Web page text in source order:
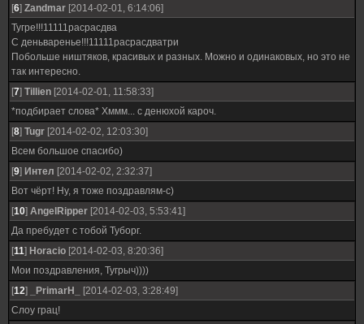
[6] Zandmar [2014-02-01, 6:14:06]
Тугре!!!11111расрасдва
С деньваренье!!!11111расрасдватри
Побольше ништяков, красивых и разных. Можно и одинаковых, но это не
так интересно.
[7] Tillien [2014-02-01, 11:58:33]
*подбирает слова* Хммм... с денюхой кароч.
[8] Tugr [2014-02-02, 12:03:30]
Всем большое спасибо)
[9] Интел [2014-02-02, 2:32:37]
Вот чёрт! Ну, я тоже поздравлям-с)
[10] AngelRipper [2014-02-03, 5:53:41]
Да пребудет с тобой Туборг.
[11] Horacio [2014-02-03, 8:20:36]
Мои поздравления, Тугрыч))))
[12] _PrimarH_
[2014-02-03, 3:28:49]
Слоу грац!